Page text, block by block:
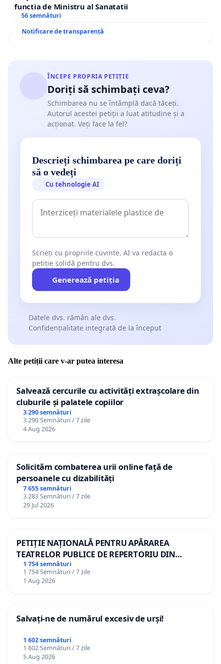
și rezervație naturală.
răspundă dacă există studii despre valoarea
biodiversității și habitatelor din regiune. Procedura
de facilitare a transformării fâșiei în zonă de
agrement nu ia în calcul nici impactul activităților
față de casele localnicilor, nici digul de protecție.
(detalii despre plaja de la dumeni găsiți în
materialul multimedia al Ecopresa
functia de Ministru al Sanatatii
56 semnături
Notificare de transparență
ÎNCEPE PROPRIA PETIȚIE
Doriți să schimbați ceva?
Schimbarea nu se întâmplă dacă tăceți.
Autorul acestei petiții a luat atitudine și a
acționat. Veți face la fel?
Descrieți schimbarea pe care doriți
să o vedeți
Cu tehnologie AI
Scrieți cu propriile cuvinte. AI va redacta o
petiție solidă pentru dvs.
Generează petiția
Datele dvs. rămân ale dvs.
Confidențialitate integrată de la început
Alte petiții care v-ar putea interesa
Salvează cercurile cu activități extrașcolare din
cluburile și palatele copiilor
3 290 semnături
3 290 Semnături / 7 zile
4 Aug 2026
Solicităm combaterea urii online față de
persoanele cu dizabilități
7 655 semnături
3 283 Semnături / 7 zile
29 Jul 2026
PETIȚIE NAȚIONALĂ PENTRU APĂRAREA
TEATRELOR PUBLICE DE REPERTORIU DIN
ROMÂNIA
1 754 semnături
1 754 Semnături / 7 zile
1 Aug 2026
Salvați-ne de numărul excesiv de urși!
1 602 semnături
1 602 Semnături / 7 zile
5 Aug 2026